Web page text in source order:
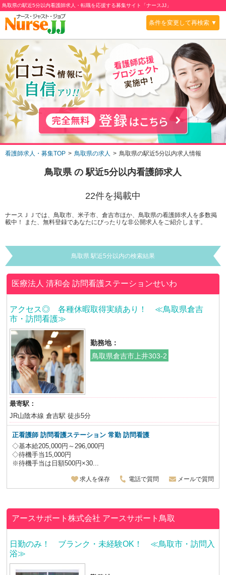
鳥取県の駅近5分以内看護師求人・転職を応援する募集サイト「ナースJJ」
条件を変更して再検索 ▼
看護師求人・募集TOP 鳥取県の求人 鳥取県の駅近5分以内求人情報
鳥取県の駅近5分以内看護師求人
22件を掲載中
ナースＪＪでは、鳥取市、米子市、倉吉市ほか、鳥取県の看護師求人を多数掲
載中！ また、無料登録であなたにぴったりな非公開求人をご紹介します。
鳥取県 駅近5分以内の検索結果
医療法人 清和会訪問看護ステーションせいわ
アクセス◎ 各種休暇取得実績あり！ ≪鳥取県倉吉
市・訪問看護≫
勤務地：
鳥取県倉吉市上井303-2
最寄駅：
JR山陰本線 倉吉駅 徒歩5分
正看護師 訪問看護ステーション 常勤 訪問看護
◇基本給205,000円～296,000円
◇待機手当15,000円
※待機手当は日額500円×30...
求人を保存 電話で質問 メールで質問
アースサポート株式会社 アースサポート鳥取
日勤のみ！ ブランク・未経験OK！ ≪鳥取市・訪問入
浴≫